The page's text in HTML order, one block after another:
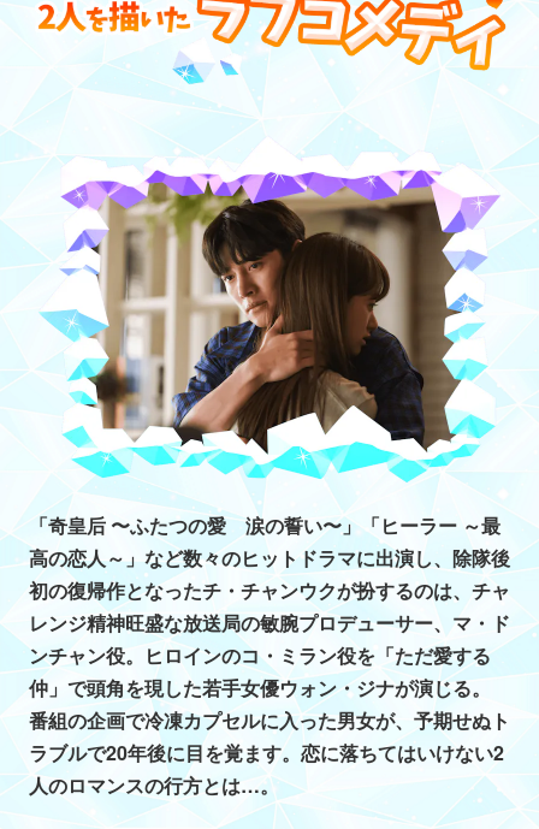
「奇皇后 〜ふたつの愛 涙の誓い〜」「ヒーラー ～最
高の恋人～」など数々のヒットドラマに出演し、除隊後
初の復帰作となったチ・チャンウクが扮するのは、チャ
レンジ精神旺盛な放送局の敏腕プロデューサー、マ・ド
ンチャン役。ヒロインのコ・ミラン役を「ただ愛する
仲」で頭角を現した若手女優ウォン・ジナが演じる。
番組の企画で冷凍カプセルに入った男女が、予期せぬト
ラブルで20年後に目を覚ます。恋に落ちてはいけない2
人のロマンスの行方とは…。